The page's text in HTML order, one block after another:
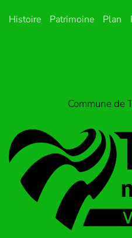
Histoire Patrimoine Plan
Commune de